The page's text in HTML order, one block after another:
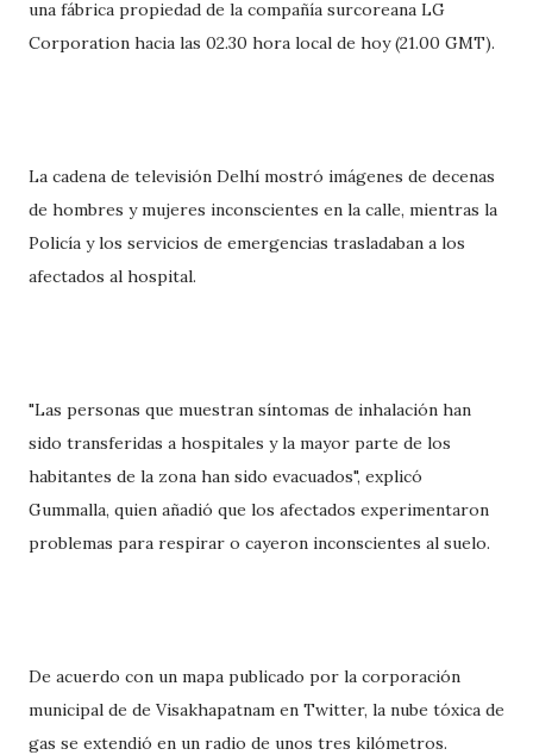
una fábrica propiedad de la compañía surcoreana LG
Corporation hacia las 02.30 hora local de hoy (21.00 GMT).
La cadena de televisión Delhí mostró imágenes de decenas
de hombres y mujeres inconscientes en la calle, mientras la
Policía y los servicios de emergencias trasladaban a los
afectados al hospital.
"Las personas que muestran síntomas de inhalación han
sido transferidas a hospitales y la mayor parte de los
habitantes de la zona han sido evacuados", explicó
Gummalla, quien añadió que los afectados experimentaron
problemas para respirar o cayeron inconscientes al suelo.
De acuerdo con un mapa publicado por la corporación
municipal de de Visakhapatnam en Twitter, la nube tóxica de
gas se extendió en un radio de unos tres kilómetros.